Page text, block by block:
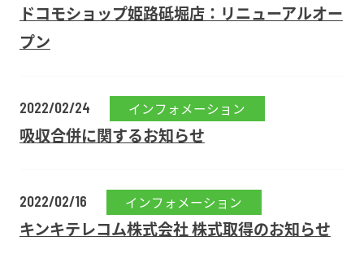
ドコモショップ姫路砥堀店：リニューアルオー
プン
2022/02/24 インフォメーション
吸収合併に関するお知らせ
2022/02/16 インフォメーション
キンキテレコム株式会社 株式取得のお知らせ